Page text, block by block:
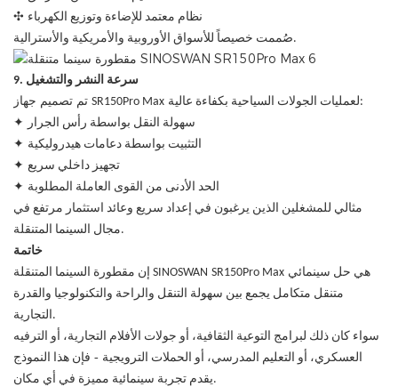
✣ نظام معتمد للإضاءة وتوزيع الكهرباء
صُممت خصيصاً للأسواق الأوروبية والأمريكية والأسترالية.
9. سرعة النشر والتشغيل
تم تصميم جهاز SR150Pro Max
لعمليات الجولات السياحية بكفاءة عالية:
✦ سهولة النقل بواسطة رأس الجرار
✦ التثبيت بواسطة دعامات هيدروليكية
✦ تجهيز داخلي سريع
✦ الحد الأدنى من القوى العاملة المطلوبة
مثالي للمشغلين الذين يرغبون في إعداد سريع وعائد استثمار مرتفع في
مجال السينما المتنقلة.
خاتمة
إن مقطورة السينما المتنقلة SINOSWAN SR150Pro Max هي حل سينمائي
متنقل متكامل يجمع بين سهولة التنقل والراحة والتكنولوجيا والقدرة
التجارية.
سواء كان ذلك لبرامج التوعية الثقافية، أو جولات الأفلام التجارية، أو الترفيه
العسكري، أو التعليم المدرسي، أو الحملات الترويجية - فإن هذا النموذج
يقدم تجربة سينمائية مميزة في أي مكان.